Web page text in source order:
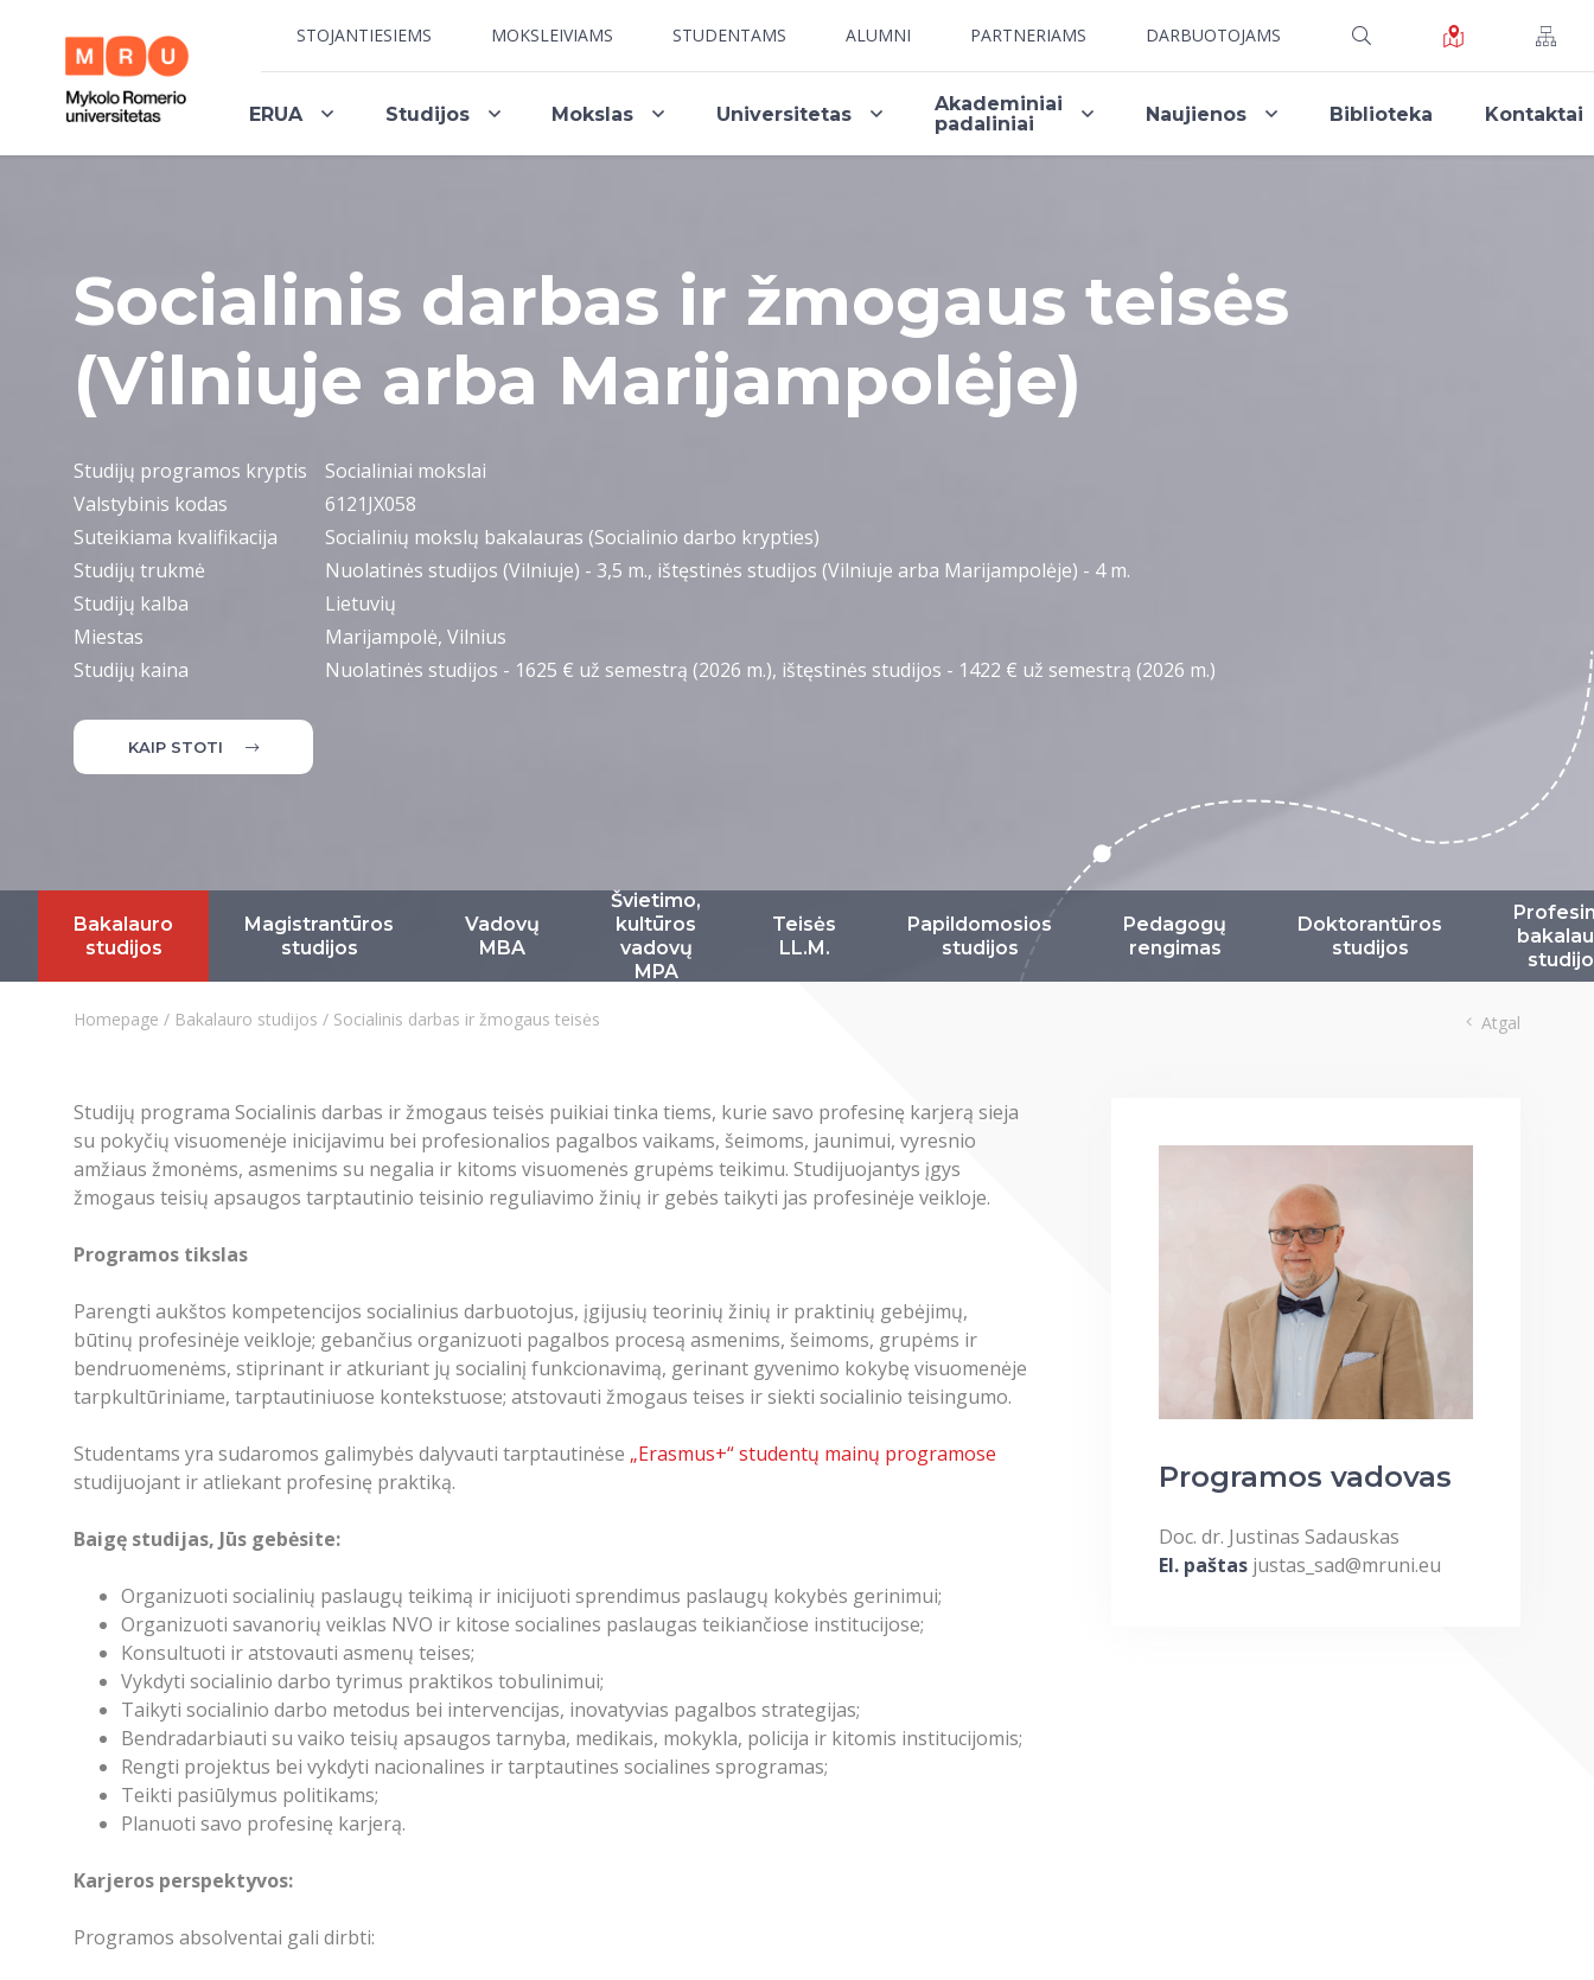
STOJANTIESIEMS MOKSLEIVIAMS STUDENTAMS ALUMNI PARTNERIAMS DARBUOTOJAMS
ERUA Studijos Mokslas Universitetas
Akademiniai
padaliniai
Naujienos Biblioteka Kontaktai
Socialinis darbas ir žmogaus teisės
(Vilniuje arba Marijampolėje)
Studijų programos kryptis
Socialiniai mokslai
Valstybinis kodas
6121JX058
Suteikiama kvalifikacija
Socialinių mokslų bakalauras (Socialinio darbo krypties)
Studijų trukmė
Nuolatinės studijos (Vilniuje) - 3,5 m., ištęstinės studijos (Vilniuje arba Marijampolėje) - 4 m.
Studijų kalba
Lietuvių
Miestas
Marijampolė, Vilnius
Studijų kaina
Nuolatinės studijos - 1625 € už semestrą (2026 m.), ištęstinės studijos - 1422 € už semestrą (2026 m.)
KAIP STOTI
Bakalauro
studijos
Magistrantūros
studijos
Vadovų
MBA
Švietimo,
kultūros
vadovų
MPA
Teisės
LL.M.
Papildomosios
studijos
Pedagogų
rengimas
Doktorantūros
studijos
Homepage / Bakalauro studijos / Socialinis darbas ir žmogaus teisės Atgal
Studijų programa Socialinis darbas ir žmogaus teisės puikiai tinka tiems, kurie savo profesinę karjerą sieja
su pokyčių visuomenėje inicijavimu bei profesionalios pagalbos vaikams, šeimoms, jaunimui, vyresnio
amžiaus žmonėms, asmenims su negalia ir kitoms visuomenės grupėms teikimu. Studijuojantys įgys
žmogaus teisių apsaugos tarptautinio teisinio reguliavimo žinių ir gebės taikyti jas profesinėje veikloje.
Programos tikslas
Parengti aukštos kompetencijos socialinius darbuotojus, įgijusių teorinių žinių ir praktinių gebėjimų,
būtinų profesinėje veikloje; gebančius organizuoti pagalbos procesą asmenims, šeimoms, grupėms ir
bendruomenėms, stiprinant ir atkuriant jų socialinį funkcionavimą, gerinant gyvenimo kokybę visuomenėje
tarpkultūriniame, tarptautiniuose kontekstuose; atstovauti žmogaus teises ir siekti socialinio teisingumo.
Studentams yra sudaromos galimybės dalyvauti tarptautinėse „Erasmus+“ studentų mainų programose
studijuojant ir atliekant profesinę praktiką.
Baigę studijas, Jūs gebėsite:
Organizuoti socialinių paslaugų teikimą ir inicijuoti sprendimus paslaugų kokybės gerinimui;
Organizuoti savanorių veiklas NVO ir kitose socialines paslaugas teikiančiose institucijose;
Konsultuoti ir atstovauti asmenų teises;
Vykdyti socialinio darbo tyrimus praktikos tobulinimui;
Taikyti socialinio darbo metodus bei intervencijas, inovatyvias pagalbos strategijas;
Bendradarbiauti su vaiko teisių apsaugos tarnyba, medikais, mokykla, policija ir kitomis institucijomis;
Rengti projektus bei vykdyti nacionalines ir tarptautines socialines sprogramas;
Teikti pasiūlymus politikams;
Planuoti savo profesinę karjerą.
Karjeros perspektyvos:
Programos absolventai gali dirbti:
Programos vadovas
Doc. dr. Justinas Sadauskas
El. paštas justas_sad@mruni.eu